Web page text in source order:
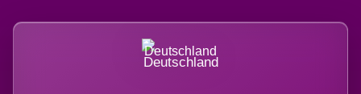
Deutschland